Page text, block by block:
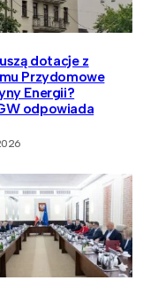
dotacje z
Przydomowe
Energii?
odpowiada